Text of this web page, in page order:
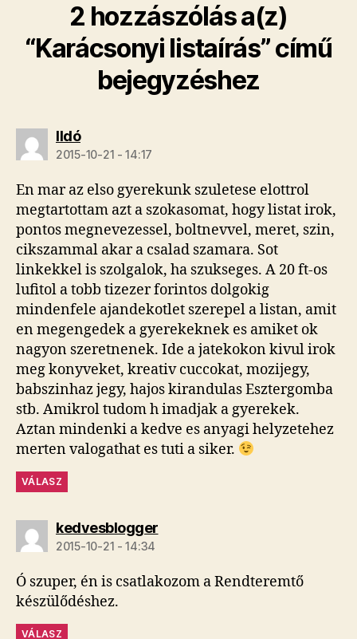
2 hozzászólás a(z)
“Karácsonyi listaírás” című
bejegyzéshez
Ildószerint:
2015-10-21 - 14:17
En mar az elso gyerekunk szuletese elottrol
megtartottam azt a szokasomat, hogy listat irok,
pontos megnevezessel, boltnevvel, meret, szin,
cikszammal akar a csalad szamara. Sot
linkekkel is szolgalok, ha szukseges. A 20 ft-os
lufitol a tobb tizezer forintos dolgokig
mindenfele ajandekotlet szerepel a listan, amit
en megengedek a gyerekeknek es amiket ok
nagyon szeretnenek. Ide a jatekokon kivul irok
meg konyveket, kreativ cuccokat, mozijegy,
babszinhaz jegy, hajos kirandulas Esztergomba
stb. Amikrol tudom h imadjak a gyerekek.
Aztan mindenki a kedve es anyagi helyzetehez
merten valogathat es tuti a siker.
VÁLASZ
kedvesbloggerszerint:
2015-10-21 - 14:34
Ó szuper, én is csatlakozom a Rendteremtő
készülődéshez.
VÁLASZ